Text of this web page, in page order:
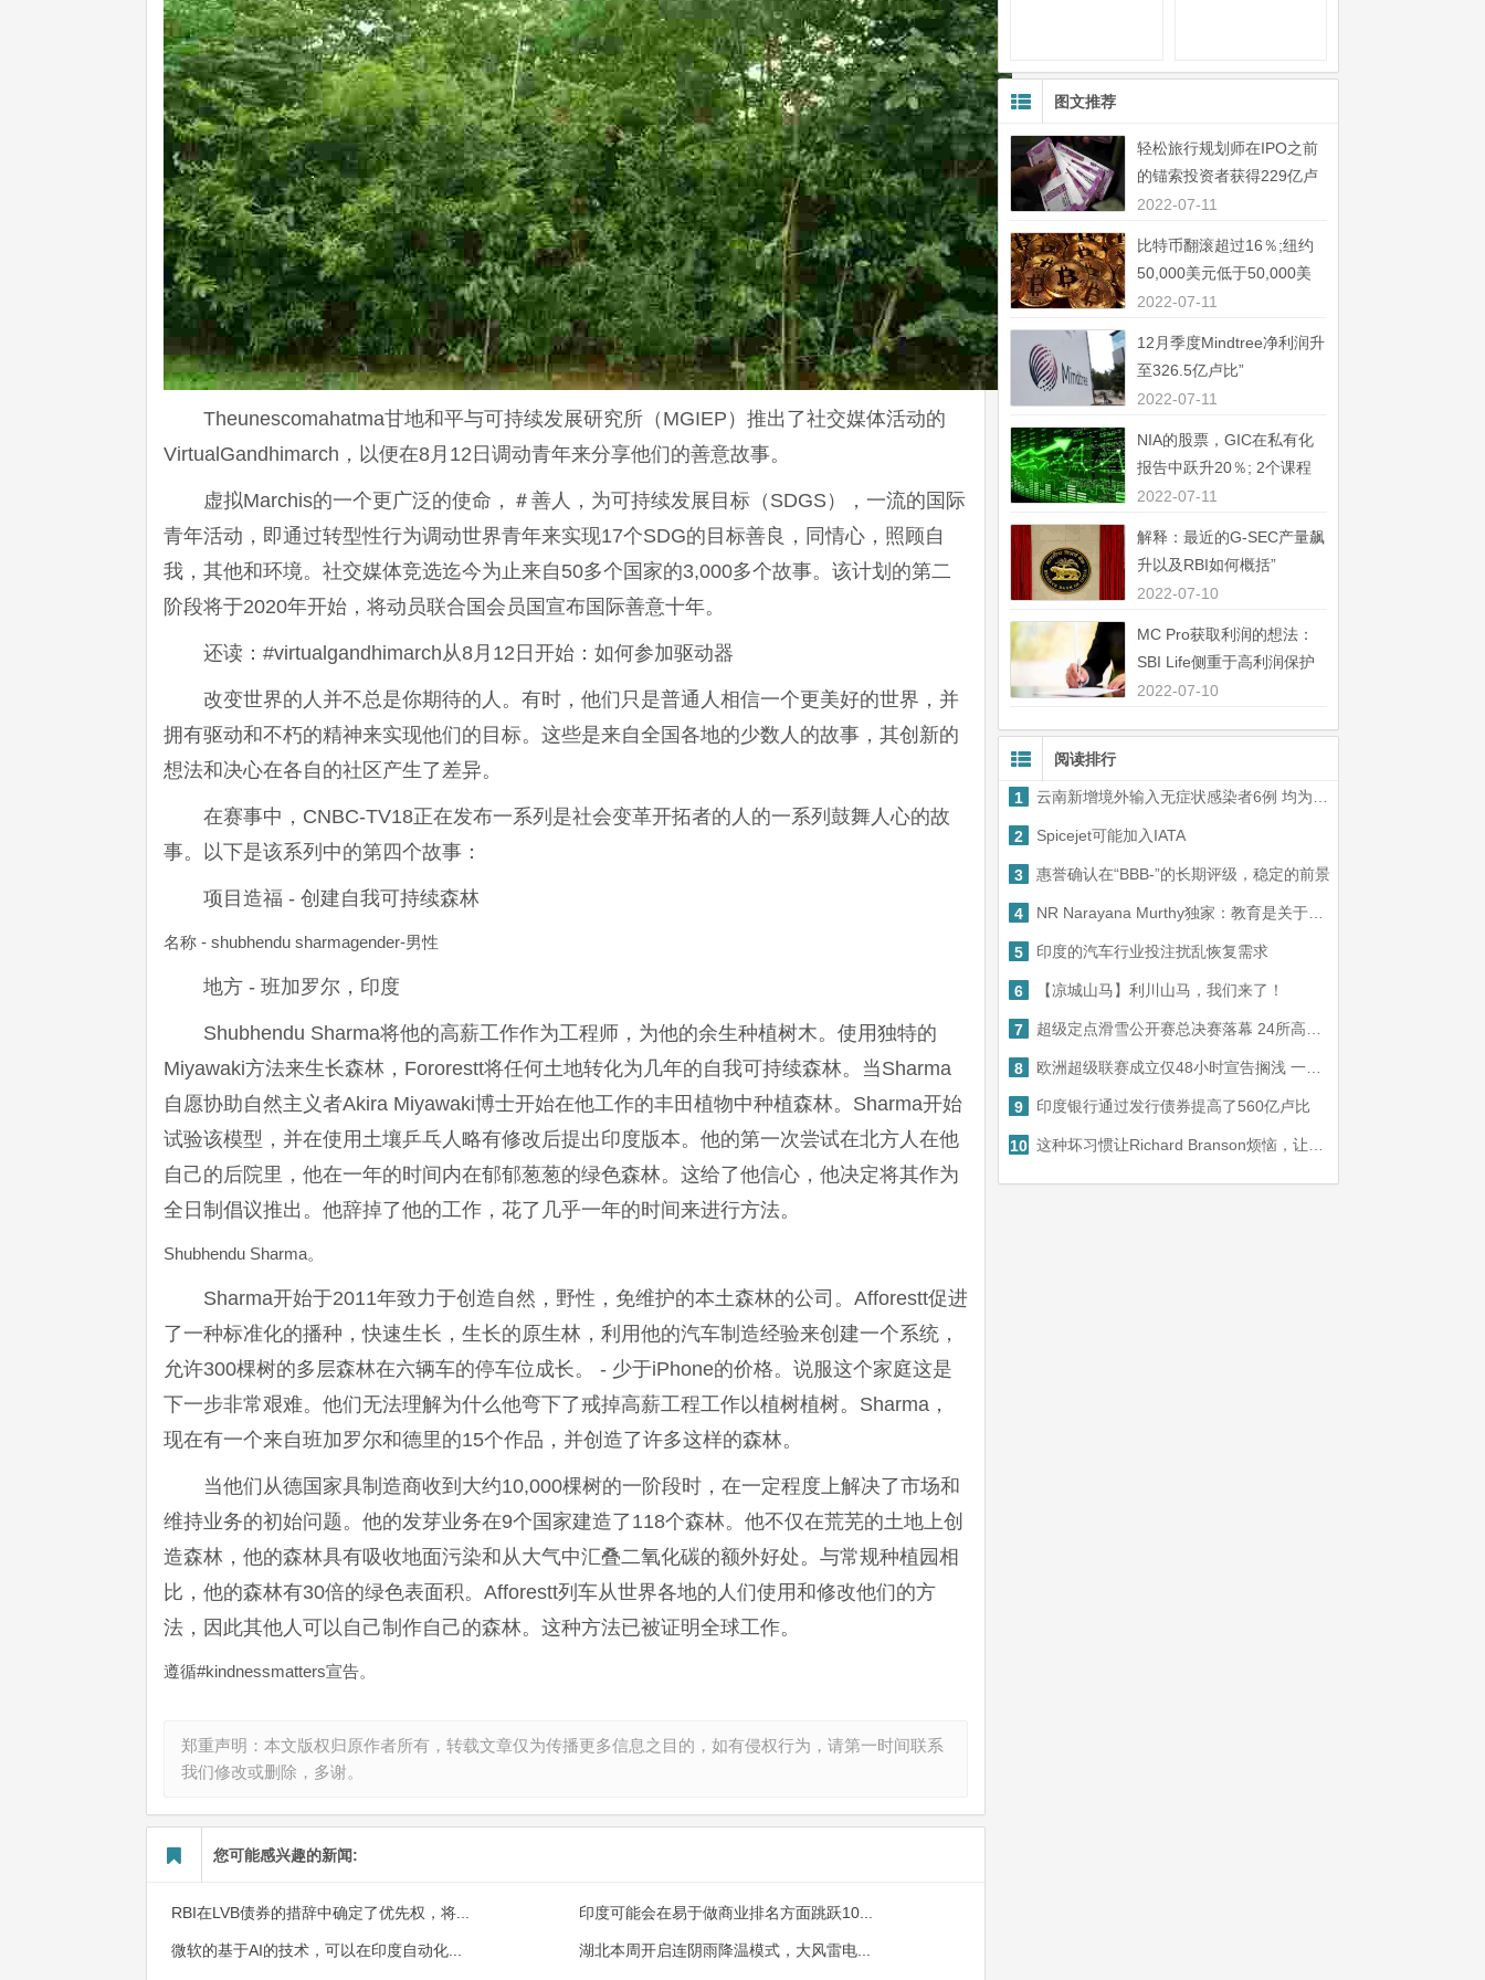
Theunescomahatma甘地和平与可持续发展研究所（MGIEP）推出了社交媒体活动的
VirtualGandhimarch，以便在8月12日调动青年来分享他们的善意故事。
虚拟Marchis的一个更广泛的使命，＃善人，为可持续发展目标（SDGS），一流的国际
青年活动，即通过转型性行为调动世界青年来实现17个SDG的目标善良，同情心，照顾自
我，其他和环境。社交媒体竞选迄今为止来自50多个国家的3,000多个故事。该计划的第二
阶段将于2020年开始，将动员联合国会员国宣布国际善意十年。
还读：#virtualgandhimarch从8月12日开始：如何参加驱动器
改变世界的人并不总是你期待的人。有时，他们只是普通人相信一个更美好的世界，并
拥有驱动和不朽的精神来实现他们的目标。这些是来自全国各地的少数人的故事，其创新的
想法和决心在各自的社区产生了差异。
在赛事中，CNBC-TV18正在发布一系列是社会变革开拓者的人的一系列鼓舞人心的故
事。以下是该系列中的第四个故事：
项目造福 - 创建自我可持续森林
名称 - shubhendu sharmagender-男性
地方 - 班加罗尔，印度
Shubhendu Sharma将他的高薪工作作为工程师，为他的余生种植树木。使用独特的
Miyawaki方法来生长森林，Fororestt将任何土地转化为几年的自我可持续森林。当Sharma
自愿协助自然主义者Akira Miyawaki博士开始在他工作的丰田植物中种植森林。Sharma开始
试验该模型，并在使用土壤乒乓人略有修改后提出印度版本。他的第一次尝试在北方人在他
自己的后院里，他在一年的时间内在郁郁葱葱的绿色森林。这给了他信心，他决定将其作为
全日制倡议推出。他辞掉了他的工作，花了几乎一年的时间来进行方法。
Shubhendu Sharma。
Sharma开始于2011年致力于创造自然，野性，免维护的本土森林的公司。Afforestt促进
了一种标准化的播种，快速生长，生长的原生林，利用他的汽车制造经验来创建一个系统，
允许300棵树的多层森林在六辆车的停车位成长。 - 少于iPhone的价格。说服这个家庭这是
下一步非常艰难。他们无法理解为什么他弯下了戒掉高薪工程工作以植树植树。Sharma，
现在有一个来自班加罗尔和德里的15个作品，并创造了许多这样的森林。
当他们从德国家具制造商收到大约10,000棵树的一阶段时，在一定程度上解决了市场和
维持业务的初始问题。他的发芽业务在9个国家建造了118个森林。他不仅在荒芜的土地上创
造森林，他的森林具有吸收地面污染和从大气中汇叠二氧化碳的额外好处。与常规种植园相
比，他的森林有30倍的绿色表面积。Afforestt列车从世界各地的人们使用和修改他们的方
法，因此其他人可以自己制作自己的森林。这种方法已被证明全球工作。
遵循#kindnessmatters宣告。
郑重声明：本文版权归原作者所有，转载文章仅为传播更多信息之目的，如有侵权行为，请第一时间联系
我们修改或删除，多谢。
您可能感兴趣的新闻:
RBI在LVB债券的措辞中确定了优先权，将... 印度可能会在易于做商业排名方面跳跃10...
微软的基于AI的技术，可以在印度自动化... 湖北本周开启连阴雨降温模式，大风雷电...
图文推荐
轻松旅行规划师在IPO之前
的锚索投资者获得229亿卢
比”
2022-07-11
比特币翻滚超过16％;纽约
50,000美元低于50,000美
元”
2022-07-11
12月季度Mindtree净利润升
至326.5亿卢比”
2022-07-11
NIA的股票，GIC在私有化
报告中跃升20％; 2个课程
中44％”
2022-07-11
解释：最近的G-SEC产量飙
升以及RBI如何概括”
2022-07-10
MC Pro获取利润的想法：
SBI Life侧重于高利润保护
业务”
2022-07-10
阅读排行
1 云南新增境外输入无症状感染者6例 均为中国籍缅甸输入
2 Spicejet可能加入IATA
3 惠誉确认在“BBB-”的长期评级，稳定的前景
4 NR Narayana Murthy独家：教育是关于应用心灵和质疑
5 印度的汽车行业投注扰乱恢复需求
6 【凉城山马】利川山马，我们来了！
7 超级定点滑雪公开赛总决赛落幕 24所高校队伍参赛
8 欧洲超级联赛成立仅48小时宣告搁浅 一场围绕“利益”上演的闹剧
9 印度银行通过发行债券提高了560亿卢比
10 这种坏习惯让Richard Branson烦恼，让你从Tesla发射